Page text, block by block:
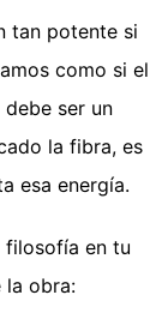
tan potente si
como si el
ser un
la fibra, es
esa energía.
filosofía en tu
la obra: